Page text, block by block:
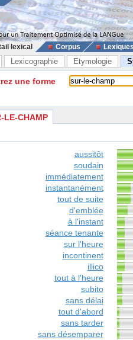
lexical Corpus
Lexicographie Etymologie
une forme
LE-CHAMP
aussitôt
soudain
immédiatement
instantanément
tout de suite
d'emblée
à l'instant
séance tenante
sur l'heure
incontinent
illico
tout à l'heure
subito
sans délai
tout d'abord
sans tarder
sans désemparer